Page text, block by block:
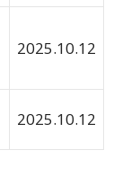
2025.10.12
2025.10.12